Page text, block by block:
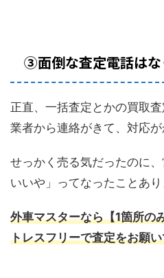
③面倒な査定電話は
正直、一括査定とかの買取
業者から連絡がきて、対応が
せっかく売る気だったのに
いいや」ってなったことあり
外車マスターなら【1箇所の
トレスフリーで査定をお願